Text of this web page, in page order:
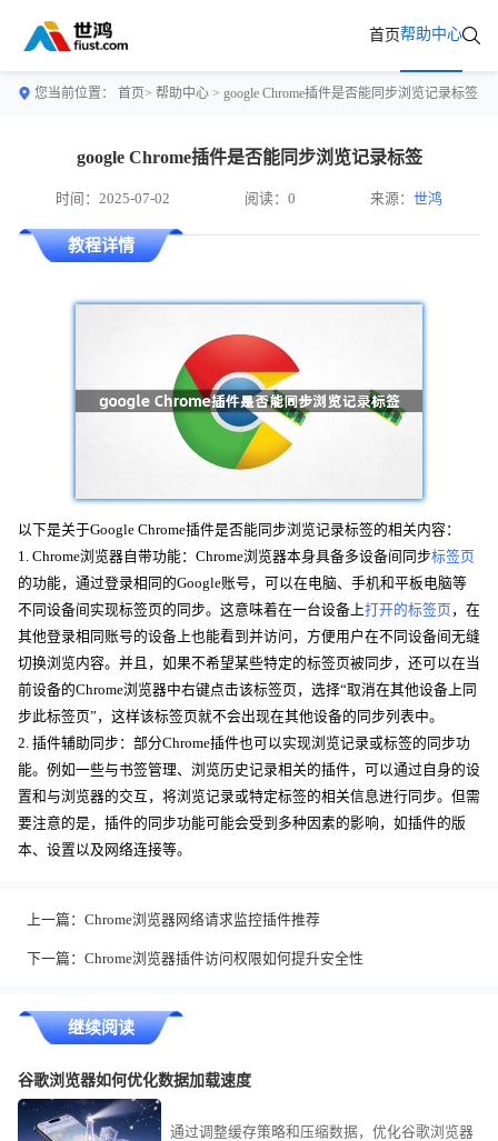
首页帮助中心
您当前位置： 首页> 帮助中心 > google Chrome插件是否能同步浏览记录标签
google Chrome插件是否能同步浏览记录标签
时间：2025-07-02 阅读：0 来源：世鸿
教程详情
以下是关于Google Chrome插件是否能同步浏览记录标签的相关内容：
1. Chrome浏览器自带功能：Chrome浏览器本身具备多设备间同步标签页
的功能，通过登录相同的Google账号，可以在电脑、手机和平板电脑等
不同设备间实现标签页的同步。这意味着在一台设备上打开的标签页 ，在
其他登录相同账号的设备上也能看到并访问，方便用户在不同设备间无缝
切换浏览内容。并且，如果不希望某些特定的标签页被同步，还可以在当
前设备的Chrome浏览器中右键点击该标签页，选择“取消在其他设备上同
步此标签页”，这样该标签页就不会出现在其他设备的同步列表中。
2. 插件辅助同步：部分Chrome插件也可以实现浏览记录或标签的同步功
能。例如一些与书签管理、浏览历史记录相关的插件，可以通过自身的设
置和与浏览器的交互，将浏览记录或特定标签的相关信息进行同步。但需
要注意的是，插件的同步功能可能会受到多种因素的影响，如插件的版
本、设置以及网络连接等。
上一篇： Chrome浏览器网络请求监控插件推荐
下一篇： Chrome浏览器插件访问权限如何提升安全性
继续阅读
谷歌浏览器如何优化数据加载速度
通过调整缓存策略和压缩数据，优化谷歌浏览器